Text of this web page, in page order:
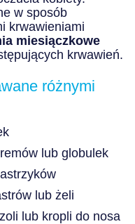
w sposób
krwawieniami
miesiączkowe
krwawień.
różnymi
lub globulek
lub żeli
lub kropli do nosa